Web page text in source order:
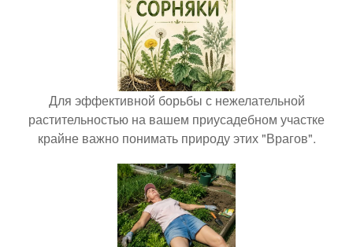
Для эффективной борьбы с нежелательной
растительностью на вашем приусадебном участке
крайне важно понимать природу этих "Врагов".